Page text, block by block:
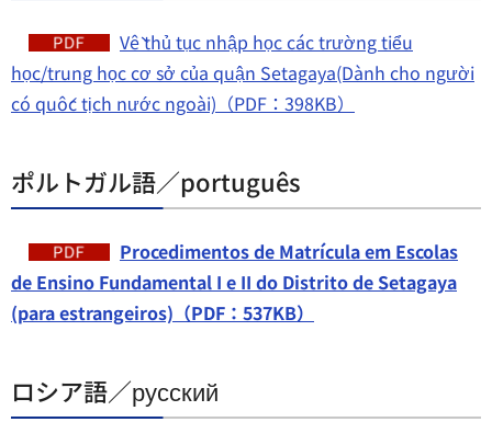
Về thủ tục nhập học các trường tiểu
học/trung học cơ sở của quận Setagaya(Dành cho người
có quốc tịch nước ngoài)（PDF：398KB）
ポルトガル語／português
Procedimentos de Matrícula em Escolas
de Ensino Fundamental I e II do Distrito de Setagaya
(para estrangeiros)（PDF：537KB）
ロシア語／русский